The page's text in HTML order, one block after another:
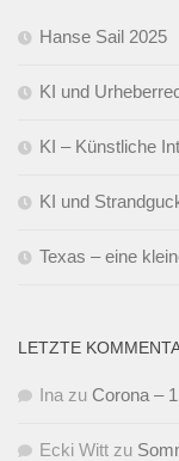
Hanse Sail 2025
KI und
KI – Künstliche
KI und
Texas – eine
LETZTE
Ina zu Corona –
Ecki Witt zu